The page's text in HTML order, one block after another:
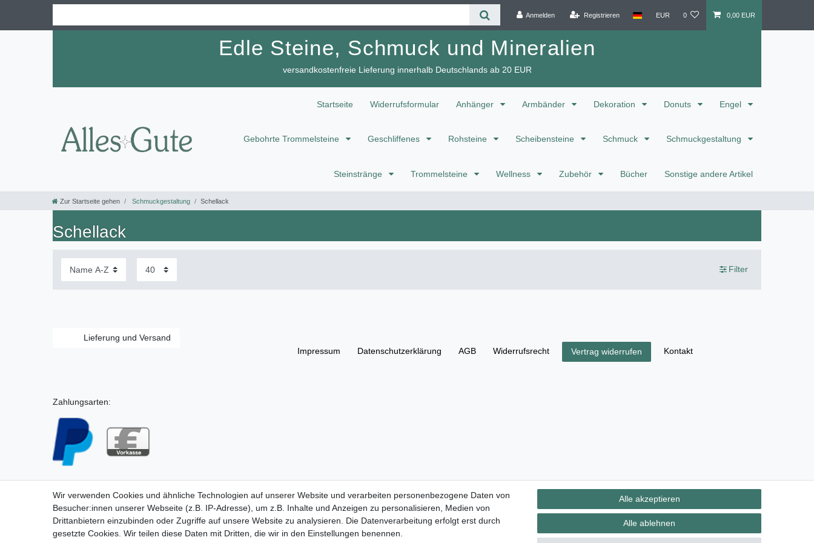
Anmelden Registrieren EUR 0 0,00 EUR
Edle Steine, Schmuck und Mineralien
versandkostenfreie Lieferung innerhalb Deutschlands ab 20 EUR
Startseite Widerrufsformular Anhänger Armbänder Dekoration Donuts Engel
Gebohrte Trommelsteine Geschliffenes Rohsteine Scheibensteine Schmuck Schmuckgestaltung
Steinstränge Trommelsteine Wellness Zubehör Bücher Sonstige andere Artikel
Zur Startseite gehen Schmuckgestaltung Schellack
Schellack
Filter
Lieferung und Versand
Impressum
Daten­schutz­erklärung AGB Widerrufs­recht Vertrag widerrufen Kontakt
Zahlungsarten:
Wir verwenden Cookies und ähnliche Technologien auf unserer Website und verarbeiten personenbezogene Daten von
Besucher:innen unserer Webseite (z.B. IP-Adresse), um z.B. Inhalte und Anzeigen zu personalisieren, Medien von
Drittanbietern einzubinden oder Zugriffe auf unsere Website zu analysieren. Die Datenverarbeitung erfolgt erst durch
gesetzte Cookies. Wir teilen diese Daten mit Dritten, die wir in den Einstellungen benennen.
Alle akzeptieren
Alle ablehnen